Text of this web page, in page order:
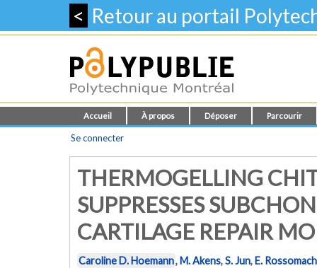
< Retour au portail
Accueil À propos Déposer Parcourir
Se connecter
THERMOGELLING
SUPPRESSES
CARTILAGE REPAIR
Caroline D. Hoemann,M. Akens,S. Jun,E.